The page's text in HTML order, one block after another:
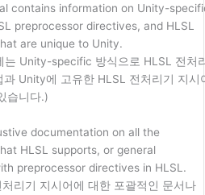
contains information on Unity-
preprocessor directives, and HLSL
are unique to Unity.
는 Unity-specific 방식으로 HLSL 전처
Unity에 고유한 HLSL 전처리기 지시
습니다.)
documentation on all the
HLSL supports, or general
preprocessor directives in HLSL.
리기 지시어에 대한 포괄적인 문서나